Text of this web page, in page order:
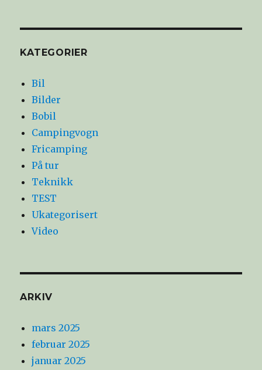
KATEGORIER
Bil
Bilder
Bobil
Campingvogn
Fricamping
På tur
Teknikk
TEST
Ukategorisert
Video
ARKIV
mars 2025
februar 2025
januar 2025